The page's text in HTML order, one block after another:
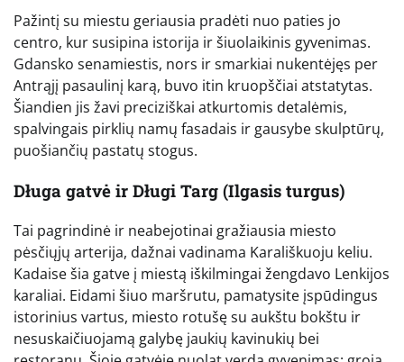
Pažintį su miestu geriausia pradėti nuo paties jo
centro, kur susipina istorija ir šiuolaikinis gyvenimas.
Gdansko senamiestis, nors ir smarkiai nukentėjęs per
Antrąjį pasaulinį karą, buvo itin kruopščiai atstatytas.
Šiandien jis žavi preciziškai atkurtomis detalėmis,
spalvingais pirklių namų fasadais ir gausybe skulptūrų,
puošiančių pastatų stogus.
Długa gatvė ir Długi Targ (Ilgasis turgus)
Tai pagrindinė ir neabejotinai gražiausia miesto
pėsčiųjų arterija, dažnai vadinama Karališkuoju keliu.
Kadaise šia gatve į miestą iškilmingai žengdavo Lenkijos
karaliai. Eidami šiuo maršrutu, pamatysite įspūdingus
istorinius vartus, miesto rotušę su aukštu bokštu ir
nesuskaičiuojamą galybę jaukių kavinukių bei